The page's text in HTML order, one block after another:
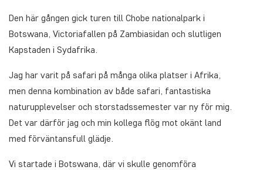
Den här gången gick turen till Chobe nationalpark i
Botswana, Victoriafallen på Zambiasidan och slutligen
Kapstaden i Sydafrika.
Jag har varit på safari på många olika platser i Afrika,
men denna kombination av både safari, fantastiska
naturupplevelser och storstadssemester var ny för mig.
Det var därför jag och min kollega flög mot okänt land
med förväntansfull glädje.
Vi startade i Botswana, där vi skulle genomföra